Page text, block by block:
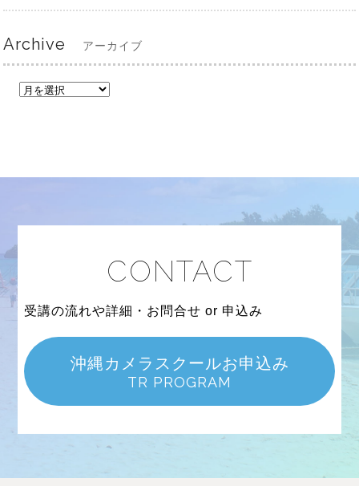
Archive アーカイブ
CONTACT
受講の流れや詳細・お問合せ or 申込み
沖縄カメラスクールお申込み
TR PROGRAM